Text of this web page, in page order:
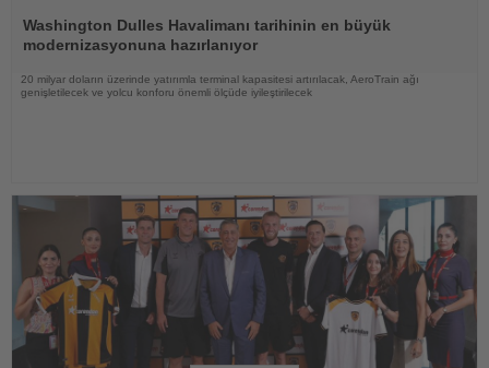
Oku
Washington Dulles Havalimanı tarihinin en büyük
modernizasyonuna hazırlanıyor
20 milyar doların üzerinde yatırımla terminal kapasitesi artırılacak, AeroTrain ağı
genişletilecek ve yolcu konforu önemli ölçüde iyileştirilecek